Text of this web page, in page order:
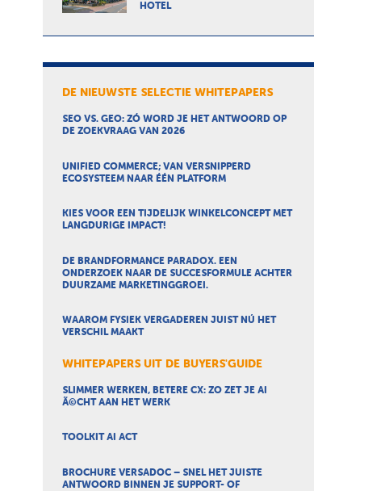
HOTEL
DE NIEUWSTE SELECTIE WHITEPAPERS
SEO VS. GEO: ZÓ WORD JE HET ANTWOORD OP
DE ZOEKVRAAG VAN 2026
UNIFIED COMMERCE; VAN VERSNIPPERD
ECOSYSTEEM NAAR ÉÉN PLATFORM
KIES VOOR EEN TIJDELIJK WINKELCONCEPT MET
LANGDURIGE IMPACT!
DE BRANDFORMANCE PARADOX. EEN
ONDERZOEK NAAR DE SUCCESFORMULE ACHTER
DUURZAME MARKETINGGROEI.
WAAROM FYSIEK VERGADEREN JUIST NÚ HET
VERSCHIL MAAKT
WHITEPAPERS UIT DE BUYERS'GUIDE
SLIMMER WERKEN, BETERE CX: ZO ZET JE AI
Ã©CHT AAN HET WERK
TOOLKIT AI ACT
BROCHURE VERSADOC – SNEL HET JUISTE
ANTWOORD BINNEN JE SUPPORT- OF